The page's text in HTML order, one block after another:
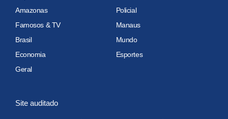
Amazonas
Policial
Famosos & TV
Manaus
Brasil
Mundo
Economia
Esportes
Geral
Site auditado